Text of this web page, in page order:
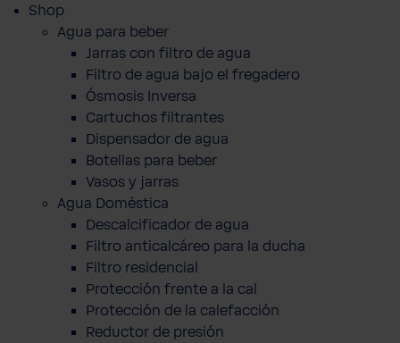
Shop
Agua para beber
Jarras con filtro de agua
Filtro de agua bajo el fregadero
Ósmosis Inversa
Cartuchos filtrantes
Dispensador de agua
Botellas para beber
Vasos y jarras
Agua Doméstica
Descalcificador de agua
Filtro anticalcáreo para la ducha
Filtro residencial
Protección frente a la cal
Protección de la calefacción
Reductor de presión